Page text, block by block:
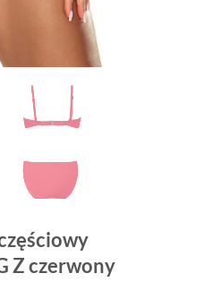
Z czerwony